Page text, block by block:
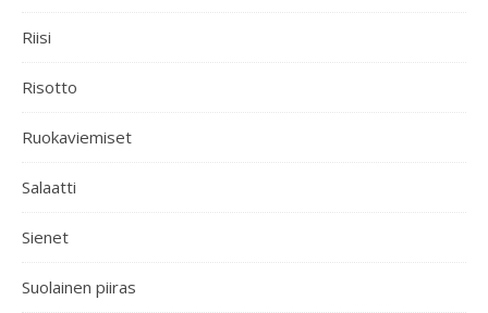
Riisi
Risotto
Ruokaviemiset
Salaatti
Sienet
Suolainen piiras